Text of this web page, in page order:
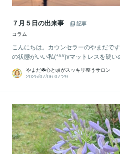
７月５日の出来事
記事
コラム
こんにちは。カウンセラーのやまだで
の状態がいい私(*^^)vマットレスを硬い
やまだ☘️心と頭がスッキリ整うサロン
2025/07/06 07:29